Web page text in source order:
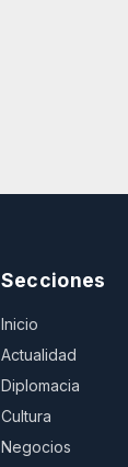
Secciones
Inicio
Actualidad
Diplomacia
Cultura
Negocios